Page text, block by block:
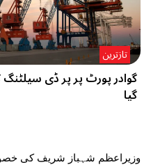
گیا
تازترین
وزیراعظم شہباز شریف کی